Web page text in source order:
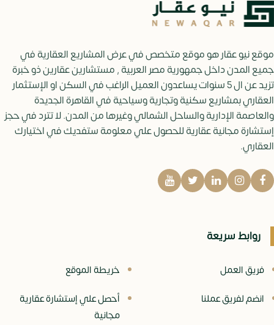
موقع نيو عقار هو موقع متخصص في عرض المشاريع العقارية في
جميع المدن داخل جمهورية مصر العربية , مستشارين عقارين ذو خبرة
تزيد عن ال 5 سنوات يساعدون العميل الراغب في السكن او الإستثمار
العقاري بمشاريع سكنية وتجارية وسياحية في القاهرة الجديدة
والعاصمة الإدارية والساحل الشمالي وغيرها من المدن. لا تترد في حجز
إستشارة مجانية عقارية للحصول علي معلومة ستفديك في اختيارك
العقاري.
روابط سريعة
فريق العمل
خريطة الموقع
انضم لفريق عملنا
أحصل علي إستشارة عقارية
مجانية